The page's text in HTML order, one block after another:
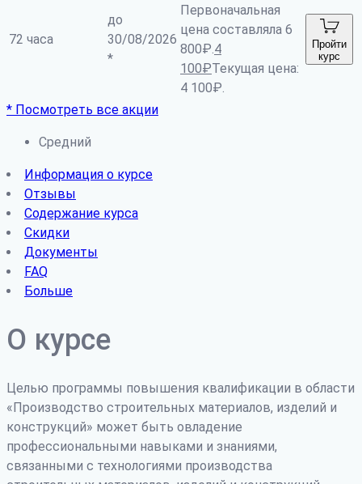
72 часа
до
30/08/2026
*
Первоначальная
цена составляла 6
800₽.4
100₽Текущая цена:
4 100₽.
Пройти
курс
* Посмотреть все акции
Средний
Информация о курсе
Отзывы
Содержание курса
Скидки
Документы
FAQ
Больше
О курсе
Целью программы повышения квалификации в области
«Производство строительных материалов, изделий и
конструкций» может быть овладение
профессиональными навыками и знаниями,
связанными с технологиями производства